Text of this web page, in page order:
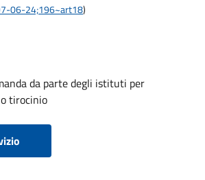
06-24;196~art18)
da parte degli istituti per
tirocinio